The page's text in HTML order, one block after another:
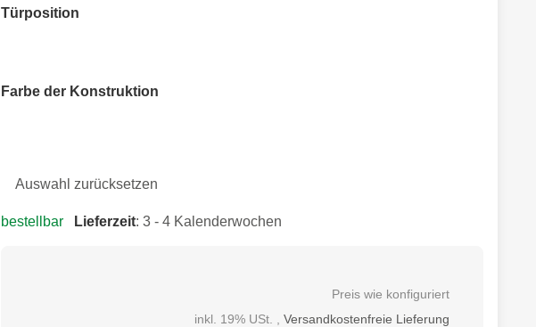
Türposition
Farbe der Konstruktion
Auswahl zurücksetzen
bestellbar Lieferzeit: 3 - 4 Kalenderwochen
Preis wie konfiguriert
inkl. 19% USt. ,Versandkostenfreie Lieferung